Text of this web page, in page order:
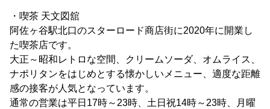
・喫茶 天文図舘
阿佐ヶ谷駅北口のスターロード商店街に2020年に開業し
た喫茶店です。
大正～昭和レトロな空間、クリームソーダ、オムライス、
ナポリタンをはじめとする懐かしいメニュー、適度な距離
感の接客が人気となっています。
通常の営業は平日17時～23時、土日祝14時～23時、月曜